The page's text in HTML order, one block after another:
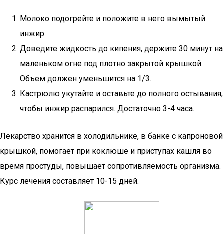
Молоко подогрейте и положите в него вымытый
инжир.
Доведите жидкость до кипения, держите 30 минут на
маленьком огне под плотно закрытой крышкой.
Объем должен уменьшится на 1/3.
Кастрюлю укутайте и оставьте до полного остывания,
чтобы инжир распарился. Достаточно 3-4 часа.
Лекарство хранится в холодильнике, в банке с капроновой
крышкой, помогает при коклюше и приступах кашля во
время простуды, повышает сопротивляемость организма.
Курс лечения составляет 10-15 дней.